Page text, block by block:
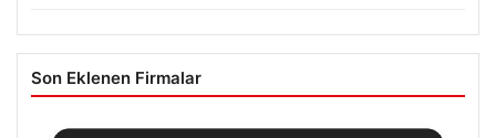
Son Eklenen Firmalar